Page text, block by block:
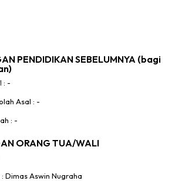
PENDIDIKAN SEBELUMNYA (bagi
: -
Asal : -
: -
ORANG TUA/WALI
Dimas Aswin Nugraha